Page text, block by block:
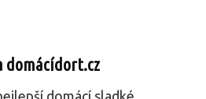
domácídort.cz
domácí sladké